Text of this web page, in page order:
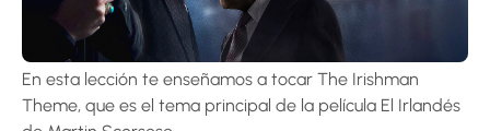
En esta lección te enseñamos a tocar The Irishman
Theme, que es el tema principal de la película El Irlandés